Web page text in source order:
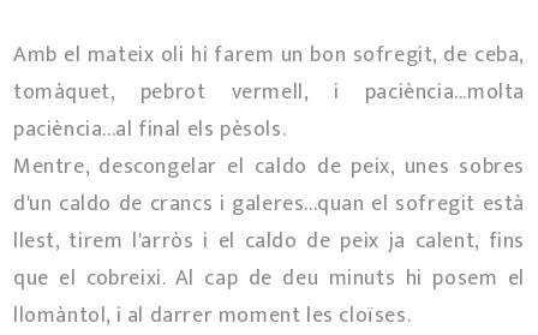
Amb el mateix oli hi farem un bon sofregit, de ceba,
tomàquet, pebrot vermell, i paciència...molta
paciència...al final els pèsols.
Mentre, descongelar el caldo de peix, unes sobres
d'un caldo de crancs i galeres...quan el sofregit està
llest, tirem l'arròs i el caldo de peix ja calent, fins
que el cobreixi. Al cap de deu minuts hi posem el
llomàntol, i al darrer moment les cloïses.